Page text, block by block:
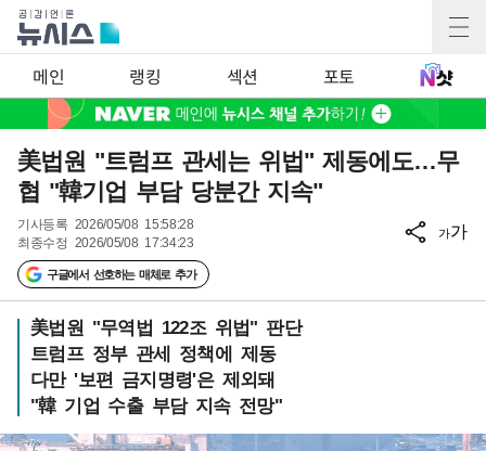
메인 랭킹 섹션 포토
美법원 "트럼프 관세는 위법" 제동에도…무
협 "韓기업 부담 당분간 지속"
기사등록 2026/05/08 15:58:28
최종수정 2026/05/08 17:34:23
구글에서 선호하는 매체로 추가
가가
美법원 "무역법 122조 위법" 판단
트럼프 정부 관세 정책에 제동
다만 '보편 금지명령'은 제외돼
"韓 기업 수출 부담 지속 전망"